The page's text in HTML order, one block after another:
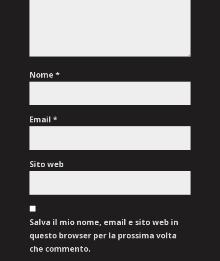
Nome *
Email *
Sito web
Salva il mio nome, email e sito web in
questo browser per la prossima volta
che commento.